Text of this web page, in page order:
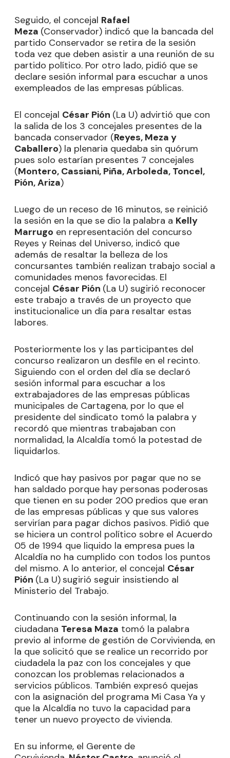
Seguido, el concejal Rafael
Meza (Conservador) indicó que la bancada del
partido Conservador se retira de la sesión
toda vez que deben asistir a una reunión de su
partido político. Por otro lado, pidió que se
declare sesión informal para escuchar a unos
exempleados de las empresas públicas.
El concejal César Pión (La U) advirtió que con
la salida de los 3 concejales presentes de la
bancada conservador (Reyes, Meza y
Caballero) la plenaria quedaba sin quórum
pues solo estarían presentes 7 concejales
(Montero, Cassiani, Piña, Arboleda, Toncel,
Pión, Ariza)
Luego de un receso de 16 minutos, se reinició
la sesión en la que se dio la palabra a Kelly
Marrugo en representación del concurso
Reyes y Reinas del Universo, indicó que
además de resaltar la belleza de los
concursantes también realizan trabajo social a
comunidades menos favorecidas. El
concejal César Pión (La U) sugirió reconocer
este trabajo a través de un proyecto que
institucionalice un día para resaltar estas
labores.
Posteriormente los y las participantes del
concurso realizaron un desfile en el recinto.
Siguiendo con el orden del día se declaró
sesión informal para escuchar a los
extrabajadores de las empresas públicas
municipales de Cartagena, por lo que el
presidente del sindicato tomó la palabra y
recordó que mientras trabajaban con
normalidad, la Alcaldía tomó la potestad de
liquidarlos.
Indicó que hay pasivos por pagar que no se
han saldado porque hay personas poderosas
que tienen en su poder 200 predios que eran
de las empresas públicas y que sus valores
servirían para pagar dichos pasivos. Pidió que
se hiciera un control político sobre el Acuerdo
05 de 1994 que liquido la empresa pues la
Alcaldía no ha cumplido con todos los puntos
del mismo. A lo anterior, el concejal César
Pión (La U)sugirió seguir insistiendo al
Ministerio del Trabajo.
Continuando con la sesión informal, la
ciudadana Teresa Maza tomó la palabra
previo al informe de gestión de Corvivienda, en
la que solicitó que se realice un recorrido por
ciudadela la paz con los concejales y que
conozcan los problemas relacionados a
servicios públicos. También expresó quejas
con la asignación del programa Mi Casa Ya y
que la Alcaldía no tuvo la capacidad para
tener un nuevo proyecto de vivienda.
En su informe, el Gerente de